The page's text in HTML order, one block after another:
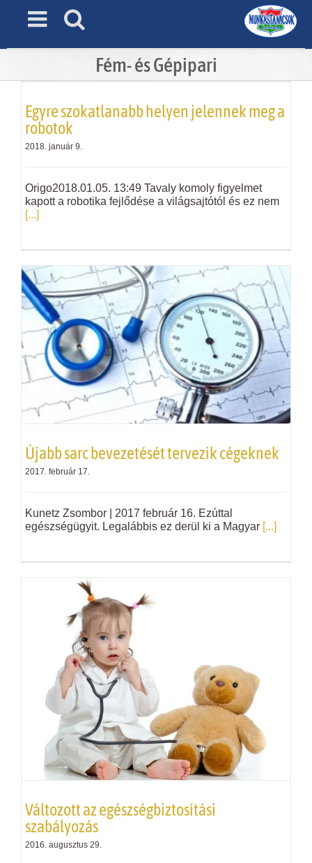
Fém- és Gépipari
Egyre szokatlanabb helyen jelennek meg a
robotok
2018. január 9.
Origo2018.01.05. 13:49 Tavaly komoly figyelmet
kapott a robotika fejlődése a világsajtótól és ez nem
[...]
Újabb sarc bevezetését tervezik cégeknek
2017. február 17.
Kunetz Zsombor | 2017 február 16. Ezúttal
egészségügyit. Legalábbis ez derül ki a Magyar [...]
Változott az egészségbiztosítási
szabályozás
2016. augusztus 29.